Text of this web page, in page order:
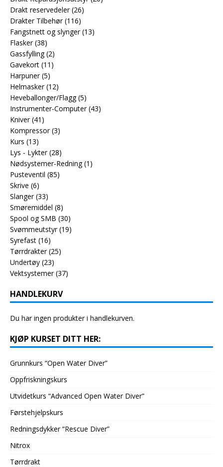
Drakt reservedeler (26)
Drakter Tilbehør (116)
Fangstnett og slynger (13)
Flasker (38)
Gassfylling (2)
Gavekort (11)
Harpuner (5)
Helmasker (12)
Heveballonger/Flagg (5)
Instrumenter-Computer (43)
Kniver (41)
Kompressor (3)
Kurs (13)
Lys - Lykter (28)
Nødsystemer-Redning (1)
Pusteventil (85)
Skrive (6)
Slanger (33)
Smøremiddel (8)
Spool og SMB (30)
Svømmeutstyr (19)
Syrefast (16)
Tørrdrakter (25)
Undertøy (23)
Vektsystemer (37)
HANDLEKURV
Du har ingen produkter i handlekurven.
KJØP KURSET DITT HER:
Grunnkurs “Open Water Diver”
Oppfriskningskurs
Utvidetkurs “Advanced Open Water Diver”
Førstehjelpskurs
Redningsdykker “Rescue Diver”
Nitrox
Tørrdrakt